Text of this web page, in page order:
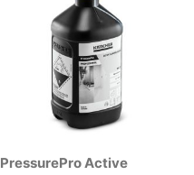
PressurePro Active